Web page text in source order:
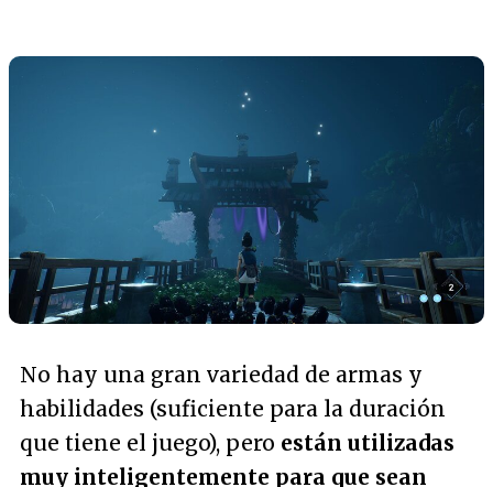
No hay una gran variedad de armas y
habilidades (suficiente para la duración
que tiene el juego), pero están utilizadas
muy inteligentemente para que sean